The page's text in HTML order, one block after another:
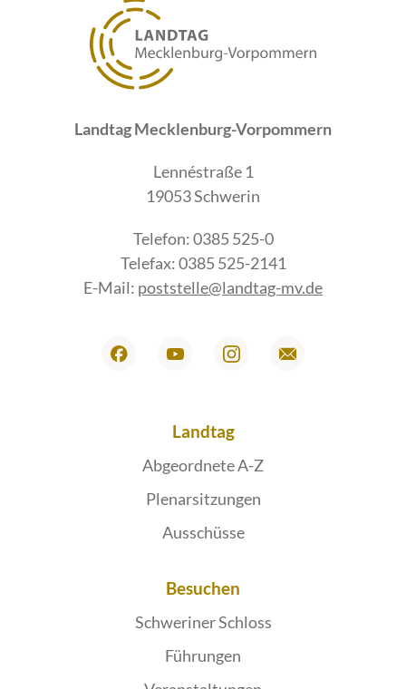
Landtag Mecklenburg-Vorpommern
Lennéstraße 1
19053 Schwerin
Telefon: 0385 525-0
Telefax: 0385 525-2141
E-Mail: poststelle@landtag-mv.de
Landtag
Abgeordnete A-Z
Plenarsitzungen
Ausschüsse
Besuchen
Schweriner Schloss
Führungen